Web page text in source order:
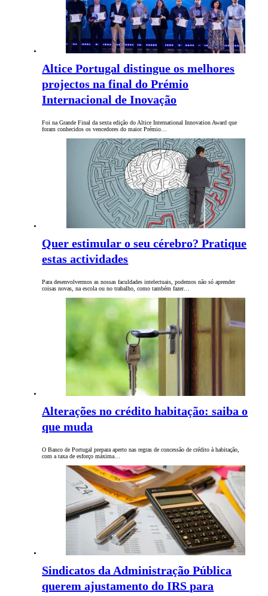
Altice Portugal distingue os melhores
projectos na final do Prémio
Internacional de Inovação
Foi na Grande Final da sexta edição do Altice International Innovation Award que
foram conhecidos os vencedores do maior Prémio…
Quer estimular o seu cérebro? Pratique
estas actividades
Para desenvolvermos as nossas faculdades intelectuais, podemos não só aprender
coisas novas, na escola ou no trabalho, como também fazer…
Alterações no crédito habitação: saiba o
que muda
O Banco de Portugal prepara aperto nas regras de concessão de crédito à habitação,
com a taxa de esforço máxima…
Sindicatos da Administração Pública
querem ajustamento do IRS para